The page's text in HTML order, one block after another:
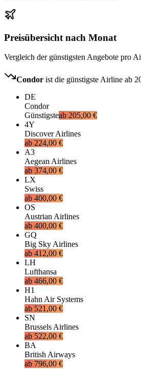
Preisübersicht nach Monat
Vergleich der günstigsten Angebote pro
Condor ist die günstigste Airline ab
DE
Condor
Günstigsteab 205,00 €
4Y
Discover Airlines
ab 224,00 €
A3
Aegean Airlines
ab 374,00 €
LX
Swiss
ab 400,00 €
OS
Austrian Airlines
ab 400,00 €
GQ
Big Sky Airlines
ab 412,00 €
LH
Lufthansa
ab 466,00 €
H1
Hahn Air Systems
ab 521,00 €
SN
Brussels Airlines
ab 522,00 €
BA
British Airways
ab 796,00 €